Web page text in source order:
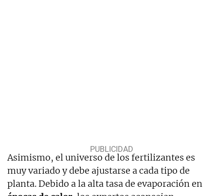
Asimismo, el universo de los fertilizantes es
muy variado y debe ajustarse a cada tipo de
planta. Debido a la alta tasa de evaporación en